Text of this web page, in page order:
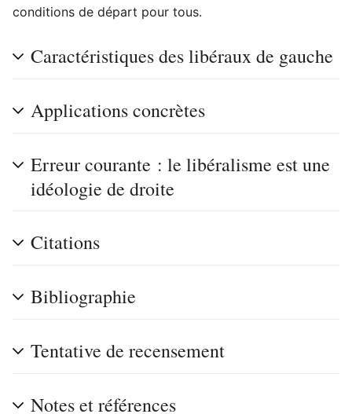
conditions de départ pour tous.
Caractéristiques des libéraux de gauche
Applications concrètes
Erreur courante : le libéralisme est une
idéologie de droite
Citations
Bibliographie
Tentative de recensement
Notes et références